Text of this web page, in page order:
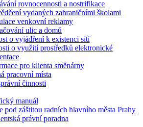
rovnocennosti a nostrifikace
vydaných zahraničními školami
venkovní reklamy
ulic a domů
o vyjádření k existenci sítí
o využití prostředků elektronické
pro klienta směnárny
pracovní místa
činnosti
manuál
pod záštitou radních hlavního města Prahy
právní poradna